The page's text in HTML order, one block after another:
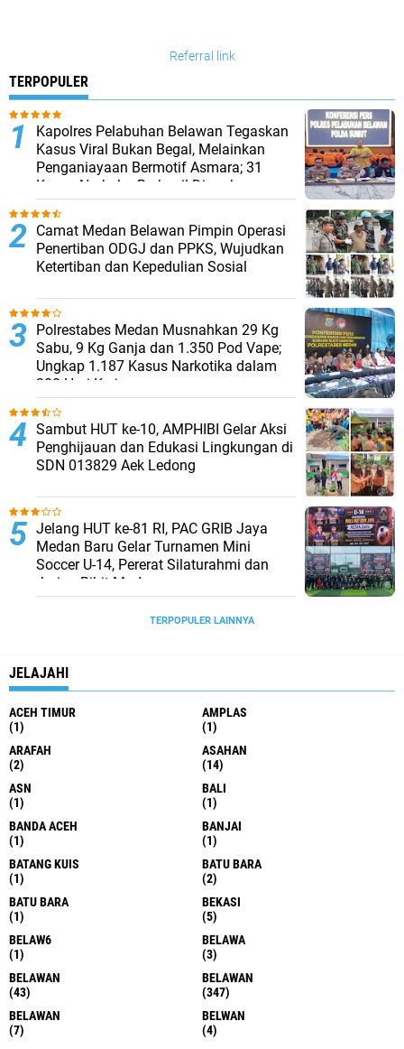
Referral link
TERPOPULER
Kapolres Pelabuhan Belawan Tegaskan
Kasus Viral Bukan Begal, Melainkan
Penganiayaan Bermotif Asmara; 31
Kasus Narkoba Berhasil Diungkap
Camat Medan Belawan Pimpin Operasi
Penertiban ODGJ dan PPKS, Wujudkan
Ketertiban dan Kepedulian Sosial
Polrestabes Medan Musnahkan 29 Kg
Sabu, 9 Kg Ganja dan 1.350 Pod Vape;
Ungkap 1.187 Kasus Narkotika dalam